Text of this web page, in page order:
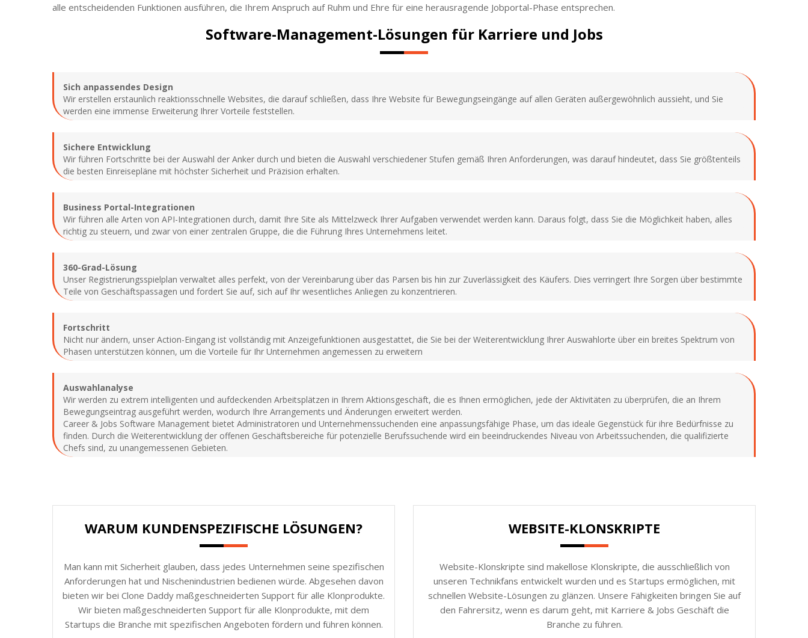
alle entscheidenden Funktionen ausführen, die Ihrem Anspruch auf Ruhm und Ehre für eine herausragende Jobportal-Phase entsprechen.
Software-Management-Lösungen für Karriere und Jobs
Sich anpassendes Design
Wir erstellen erstaunlich reaktionsschnelle Websites, die darauf schließen, dass Ihre Website für Bewegungseingänge auf allen Geräten außergewöhnlich aussieht, und Sie
werden eine immense Erweiterung Ihrer Vorteile feststellen.
Sichere Entwicklung
Wir führen Fortschritte bei der Auswahl der Anker durch und bieten die Auswahl verschiedener Stufen gemäß Ihren Anforderungen, was darauf hindeutet, dass Sie größtenteils
die besten Einreisepläne mit höchster Sicherheit und Präzision erhalten.
Business Portal-Integrationen
Wir führen alle Arten von API-Integrationen durch, damit Ihre Site als Mittelzweck Ihrer Aufgaben verwendet werden kann. Daraus folgt, dass Sie die Möglichkeit haben, alles
richtig zu steuern, und zwar von einer zentralen Gruppe, die die Führung Ihres Unternehmens leitet.
360-Grad-Lösung
Unser Registrierungsspielplan verwaltet alles perfekt, von der Vereinbarung über das Parsen bis hin zur Zuverlässigkeit des Käufers. Dies verringert Ihre Sorgen über bestimmte
Teile von Geschäftspassagen und fordert Sie auf, sich auf Ihr wesentliches Anliegen zu konzentrieren.
Fortschritt
Nicht nur ändern, unser Action-Eingang ist vollständig mit Anzeigefunktionen ausgestattet, die Sie bei der Weiterentwicklung Ihrer Auswahlorte über ein breites Spektrum von
Phasen unterstützen können, um die Vorteile für Ihr Unternehmen angemessen zu erweitern
Auswahlanalyse
Wir werden zu extrem intelligenten und aufdeckenden Arbeitsplätzen in Ihrem Aktionsgeschäft, die es Ihnen ermöglichen, jede der Aktivitäten zu überprüfen, die an Ihrem
Bewegungseintrag ausgeführt werden, wodurch Ihre Arrangements und Änderungen erweitert werden.
Career & Jobs Software Management bietet Administratoren und Unternehmenssuchenden eine anpassungsfähige Phase, um das ideale Gegenstück für ihre Bedürfnisse zu
finden. Durch die Weiterentwicklung der offenen Geschäftsbereiche für potenzielle Berufssuchende wird ein beeindruckendes Niveau von Arbeitssuchenden, die qualifizierte
Chefs sind, zu unangemessenen Gebieten.
WARUM KUNDENSPEZIFISCHE LÖSUNGEN?
Man kann mit Sicherheit glauben, dass jedes Unternehmen seine spezifischen
Anforderungen hat und Nischenindustrien bedienen würde. Abgesehen davon
bieten wir bei Clone Daddy maßgeschneiderten Support für alle Klonprodukte.
Wir bieten maßgeschneiderten Support für alle Klonprodukte, mit dem
Startups die Branche mit spezifischen Angeboten fördern und führen können.
WEBSITE-KLONSKRIPTE
Website-Klonskripte sind makellose Klonskripte, die ausschließlich von
unseren Technikfans entwickelt wurden und es Startups ermöglichen, mit
schnellen Website-Lösungen zu glänzen. Unsere Fähigkeiten bringen Sie auf
den Fahrersitz, wenn es darum geht, mit Karriere & Jobs Geschäft die
Branche zu führen.